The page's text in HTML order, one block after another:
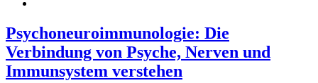
Psychoneuroimmunologie: Die
Verbindung von Psyche, Nerven und
Immunsystem verstehen